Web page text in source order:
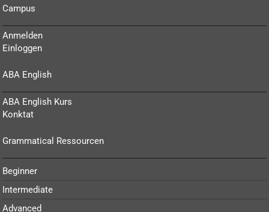
Campus
Anmelden
Einloggen
ABA English
ABA English Kurs
Konktat
Grammatical Ressourcen
Beginner
Intermediate
Advanced